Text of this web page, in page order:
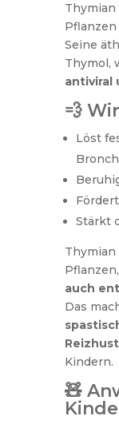
Pflanzen
Seine
Thymol,
antiviral
💨
Löst
Stärkt
auch
Das
Kindern.
🧸